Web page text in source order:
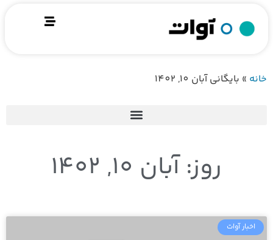
خانه » بایگانی‌ آبان 10, 1402
روز: آبان 10, 1402
اخبار آوات